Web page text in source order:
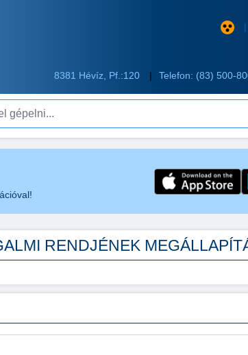
8381 Hévíz, Pf.:120
Telefon: (83) 500-
RENDJÉNEK